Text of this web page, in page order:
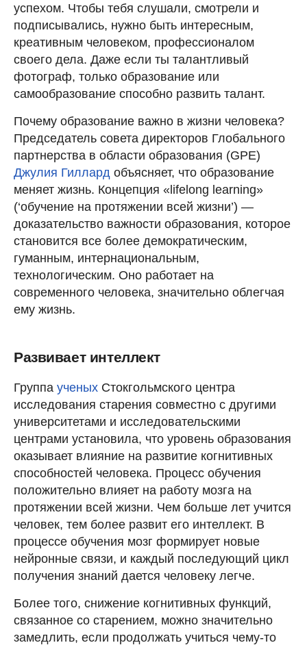
успехом. Чтобы тебя слушали, смотрели и
подписывались, нужно быть интересным,
креативным человеком, профессионалом
своего дела. Даже если ты талантливый
фотограф, только образование или
самообразование способно развить талант.
Почему образование важно в жизни человека?
Председатель совета директоров Глобального
партнерства в области образования (GPE)
Джулия Гиллард объясняет, что образование
меняет жизнь. Концепция «lifelong learning»
(‘обучение на протяжении всей жизни’) —
доказательство важности образования, которое
становится все более демократическим,
гуманным, интернациональным,
технологическим. Оно работает на
современного человека, значительно облегчая
ему жизнь.
Развивает интеллект
Группа ученых Стокгольмского центра
исследования старения совместно с другими
университетами и исследовательскими
центрами установила, что уровень образования
оказывает влияние на развитие когнитивных
способностей человека. Процесс обучения
положительно влияет на работу мозга на
протяжении всей жизни. Чем больше лет учится
человек, тем более развит его интеллект. В
процессе обучения мозг формирует новые
нейронные связи, и каждый последующий цикл
получения знаний дается человеку легче.
Более того, снижение когнитивных функций,
связанное со старением, можно значительно
замедлить, если продолжать учиться чему-то